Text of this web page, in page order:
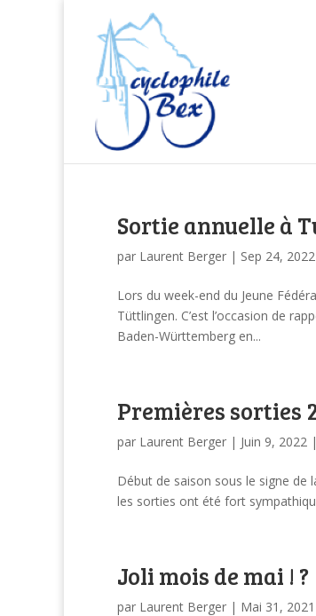
Sortie annuelle à
par Laurent Berger | Sep 24, 2022
Lors du week-end du Jeune
Tüttlingen. C’est l’occasion de
Baden-Württemberg en...
Premières sorties
par Laurent Berger | Juin 9, 2022 |
Début de saison sous le signe de
les sorties ont été fort
Joli mois de mai ! ?
par Laurent Berger | Mai 31, 2021